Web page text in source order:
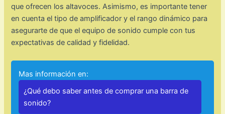
que ofrecen los altavoces. Asimismo, es importante tener
en cuenta el tipo de amplificador y el rango dinámico para
asegurarte de que el equipo de sonido cumple con tus
expectativas de calidad y fidelidad.
Mas información en:
¿Qué debo saber antes de comprar una barra de
sonido?